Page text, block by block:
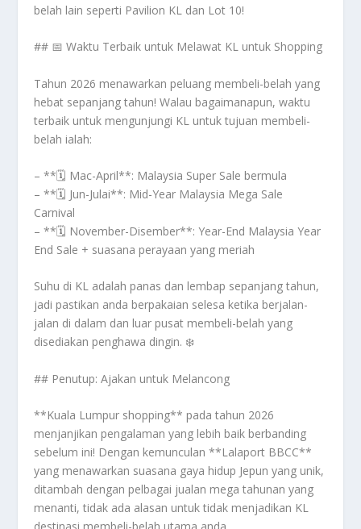
belah lain seperti Pavilion KL dan Lot 10!
## 📅 Waktu Terbaik untuk Melawat KL untuk Shopping
Tahun 2026 menawarkan peluang membeli-belah yang
hebat sepanjang tahun! Walau bagaimanapun, waktu
terbaik untuk mengunjungi KL untuk tujuan membeli-
belah ialah:
– **🗓️ Mac-April**: Malaysia Super Sale bermula
– **🗓️ Jun-Julai**: Mid-Year Malaysia Mega Sale
Carnival
– **🗓️ November-Disember**: Year-End Malaysia Year
End Sale + suasana perayaan yang meriah
Suhu di KL adalah panas dan lembap sepanjang tahun,
jadi pastikan anda berpakaian selesa ketika berjalan-
jalan di dalam dan luar pusat membeli-belah yang
disediakan penghawa dingin. ❄️
## Penutup: Ajakan untuk Melancong
**Kuala Lumpur shopping** pada tahun 2026
menjanjikan pengalaman yang lebih baik berbanding
sebelum ini! Dengan kemunculan **Lalaport BBCC**
yang menawarkan suasana gaya hidup Jepun yang unik,
ditambah dengan pelbagai jualan mega tahunan yang
menanti, tidak ada alasan untuk tidak menjadikan KL